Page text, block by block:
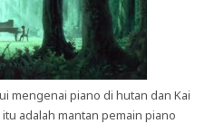
mengenai piano di hutan dan Kai
adalah mantan pemain piano